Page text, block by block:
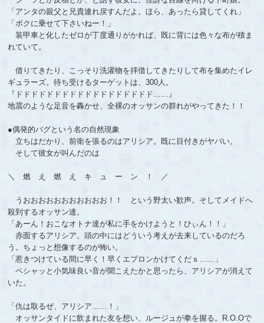
「アンタの親父と兄貴連れ戻すんだよ。ほら、あったら貸してくれ」
「ボクに乗せて下さいねー！」
装甲車と化したゼロが丁度通りがかれば、既に背には色々な布が積ま
れていて。
借りてきたり、こっそり洗濯物を拝借してきたりして布を集めたイレ
ギュラーズ。待ち受けるターゲットは、300人。
『ドドドドドドドドドドドドドドドドドド……』
地震のような足音を轟かせ、全裸のオッサンの群れがやってきた！！
●偶発的バグという名の自然現象
立ちはだかり、前衛を張るのはアリシア。既に目付きがヤバい。
そして彼女が叫んだのは
＼ 燃 え 燃 え キ ュ ー ン ！ ／
うおおおおおおおおおおお！！ という野太い歓声。そしてメイドへ
殺到するオッサン達。
「あーん！おこなオトナ達が私に手をかけようと！ひぃん！！」
赤面するアリシア。頭の中にはどういう考えが去来しているのだろ
う。ちょっと想像するのが怖い。
「惹きつけている間に早く！早くエプロンかけてくだｓ……」
ペシャッと小気味良い音が聞こえたかと思ったら、アリシアが消えて
いた。
「仇は取るぜ、アリシア……！」
オッサンタイドに飲まれた友を想い、ルージュが拳を握る。R.O.Oで